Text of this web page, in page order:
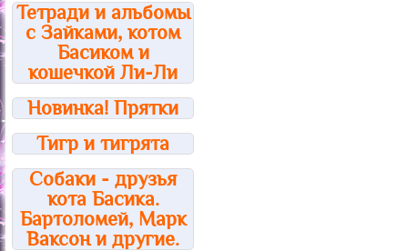
Тетради и альбомы
с Зайками, котом
Басиком и
кошечкой Ли-Ли
Новинка! Прятки
Тигр и тигрята
Собаки - друзья
кота Басика.
Бартоломей, Марк
Ваксон и другие.